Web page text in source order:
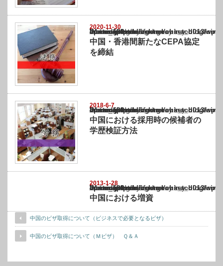
2020-11-30
Warning
: Undefined array key "show_category" in
/home/netst/kuno-cpa.co.jp/public_html/china_blog/wp-content/themes/
on line183
中国・香港間新たなCEPA協定
を締結
2018-6-7
Warning
: Undefined array key "show_category" in
/home/netst/kuno-cpa.co.jp/public_html/china_blog/wp-content/themes/
on line183
中国における採用時の候補者の
学歴検証方法
2013-1-28
Warning
: Undefined array key "show_category" in
/home/netst/kuno-cpa.co.jp/public_html/china_blog/wp-content/themes/
on line183
中国における増資
中国のビザ取得について（ビジネスで必要となるビザ）
中国のビザ取得について（Ｍビザ） Ｑ＆Ａ